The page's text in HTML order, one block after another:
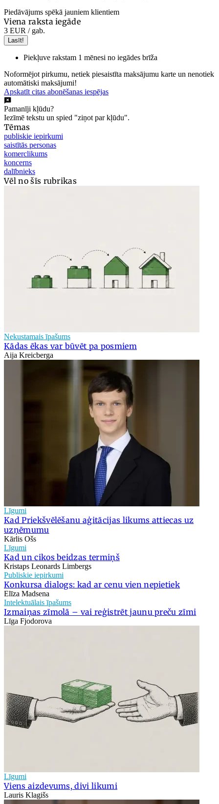
Piedāvājums spēkā jauniem klientiem
Viena raksta iegāde
3 EUR / gab.
Lasīt!
Piekļuve rakstam 1 mēnesi no iegādes brīža
Noformējot pirkumu, netiek piesaistīta maksājumu karte un nenotiek
automātiski maksājumi!
Apskatīt citas abonēšanas iespējas
Pamanīji kļūdu?
Iezīmē tekstu un spied "ziņot par kļūdu".
Tēmas
publiskie iepirkumi
saistītās personas
komerclikums
koncerns
dalībnieks
Vēl no šīs rubrikas
Nekustamais īpašums
Kādas ēkas var būvēt pa posmiem
Aija Kreicberga
Līgumi
Kad Priekšvēlēšanu aģitācijas likums attiecas uz
uzņēmumu
Kārlis Ošs
Līgumi
Kad un cikos beidzas termiņš
Kristaps Leonards Limbergs
Publiskie iepirkumi
Konkursa dialogs: kad ar cenu vien nepietiek
Elīza Madsena
Intelektuālais īpašums
Izmaiņas zīmolā – vai reģistrēt jaunu preču zīmi
Līga Fjodorova
Līgumi
Viens aizdevums, divi likumi
Lauris Klagišs